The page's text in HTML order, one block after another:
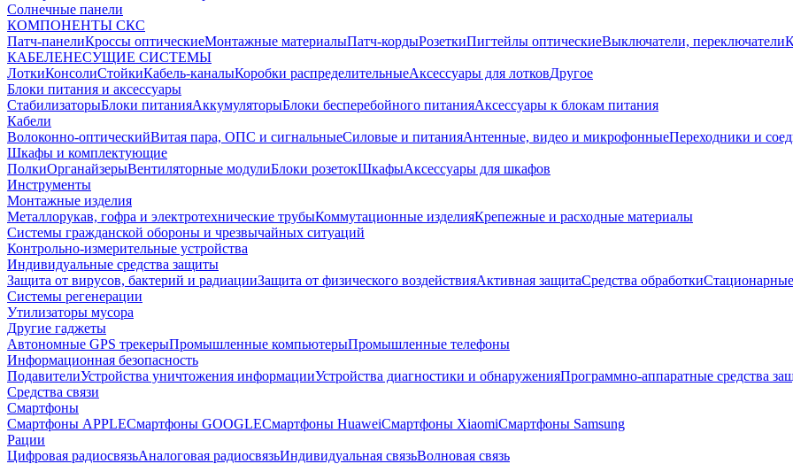
Солнечные панели
КОМПОНЕНТЫ СКС
Патч-панелиКроссы оптическиеМонтажные материалыПатч-кордыРозеткиПигтейлы оптическиеВыключатели, переключатели
КАБЕЛЕНЕСУЩИЕ СИСТЕМЫ
ЛоткиКонсолиСтойкиКабель-каналыКоробки распределительныеАксессуары для лотковДругое
Блоки питания и аксессуары
СтабилизаторыБлоки питанияАккумуляторыБлоки бесперебойного питанияАксессуары к блокам питания
Кабели
Волоконно-оптическийВитая пара, ОПС и сигнальныеСиловые и питанияАнтенные, видео и микрофонныеПереходники и
Шкафы и комплектующие
ПолкиОрганайзерыВентиляторные модулиБлоки розетокШкафыАксессуары для шкафов
Инструменты
Монтажные изделия
Металлорукав, гофра и электротехнические трубыКоммутационные изделияКрепежные и расходные материалы
Системы гражданской обороны и чрезвычайных ситуаций
Контрольно-измерительные устройства
Индивидуальные средства защиты
Защита от вирусов, бактерий и радиацииЗащита от физического воздействияАктивная защитаСредства обработки
Системы регенерации
Утилизаторы мусора
Другие гаджеты
Автономные GPS трекерыПромышленные компьютерыПромышленные телефоны
Информационная безопасность
ПодавителиУстройства уничтожения информацииУстройства диагностики и обнаруженияПрограммно-аппаратные средства
Средства связи
Смартфоны
Смартфоны APPLEСмартфоны GOOGLEСмартфоны HuaweiСмартфоны XiaomiСмартфоны Samsung
Рации
Цифровая радиосвязьАналоговая радиосвязьИндивидуальная связьВолновая связь